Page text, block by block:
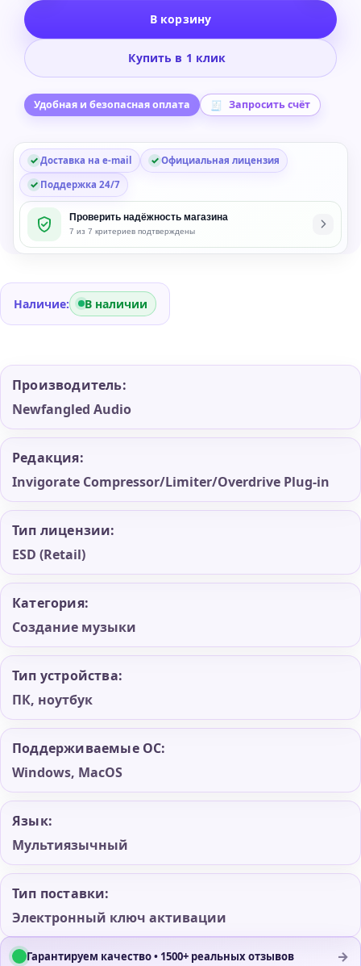
Newfangled
Invigorate
Plug-
В корзину
Купить в 1 клик
Удобная и безопасная оплата Запросить счёт
Доставка на e-mail
Официальная лицензия
Поддержка 24/7
Проверить надёжность магазина
7 из 7 критериев подтверждены
Наличие: В наличии
Производитель:
Newfangled Audio
Редакция:
Invigorate Compressor/Limiter/Overdrive Plug-in
Тип лицензии:
ESD (Retail)
Категория:
Создание музыки
Тип устройства:
ПК, ноутбук
Поддерживаемые ОС:
Windows, MacOS
Язык:
Мультиязычный
Тип поставки:
Электронный ключ активации
Гарантируем качество • 1500+ реальных отзывов →